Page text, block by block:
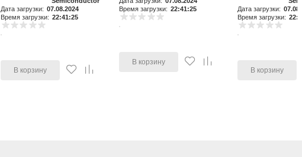
Дата загрузки: 07.08.2024
Время загрузки: 22:41:25
В корзину
Время загрузки: 22:41:25
В корзину
Дата загрузки:
Время загрузки:
В корзину